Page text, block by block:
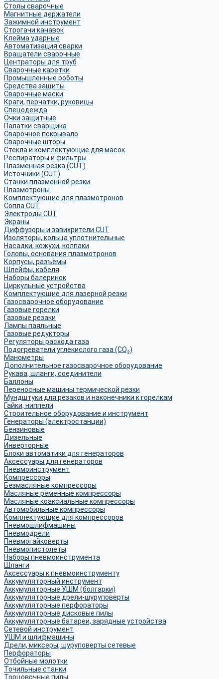
Столы сварочные
Магнитные держатели
Зажимной инструмент
Строгачи канавок
Клейма ударные
Автоматизация сварки
Вращатели сварочные
Центраторы для труб
Сварочные каретки
Промышленные роботы
Средства защиты
Сварочные маски
Краги, перчатки, руковицы
Спецодежда
Очки защитные
Палатки сварщика
Сварочное покрывало
Сварочные шторы
Стекла и комплектующие для масок
Респираторы и фильтры
Плазменная резка (CUT)
Источники (CUT)
Станки плазменной резки
Плазмотроны
Комплектующие для плазмотронов
Сопла CUT
Электроды CUT
Экраны
Диффузоры и завихрители CUT
Изоляторы, кольца уплотнительные
Насадки, кожухи, колпаки
Головы, основания плазмотронов
Корпусы, разъёмы
Шлейфы, кабеля
Наборы балеринок
Циркульные устройства
Комплектующие для лазерной резки
Газосварочное оборудование
Газовые горелки
Газовые резаки
Лампы паяльные
Газовые редукторы
Регуляторы расхода газа
Подогреватели углекислого газа (CO₂)
Манометры
Дополнительное газосварочное оборудование
Рукава, шланги, соединители
Баллоны
Переносные машины термической резки
Мундштуки для резаков и наконечники к горелкам
Гайки, ниппели
Строительное оборудование и инструмент
Генераторы (электростанции)
Бензиновые
Дизельные
Инверторные
Блоки автоматики для генераторов
Аксессуары для генераторов
Пневмоинструмент
Компрессоры
Безмасляные компрессоры
Масляные ременные компрессоры
Масляные коаксиальные компрессоры
Автомобильные компрессоры
Комплектующие для компрессоров
Пневмошлифмашины
Пневмодрели
Пневмогайковерты
Пневмопистолеты
Наборы пневмоинструмента
Шланги
Аксессуары к пневмоинструменту
Аккумуляторный инструмент
Аккумуляторные УШМ (болгарки)
Аккумуляторные дрели-шуруповерты
Аккумуляторные перфораторы
Аккумуляторные дисковые пилы
Аккумуляторные батареи, зарядные устройства
Сетевой инструмент
УШМ и шлифмашины
Дрели, миксеры, шуруповерты сетевые
Перфораторы
Отбойные молотки
Точильные станки
Торцовочные пилы